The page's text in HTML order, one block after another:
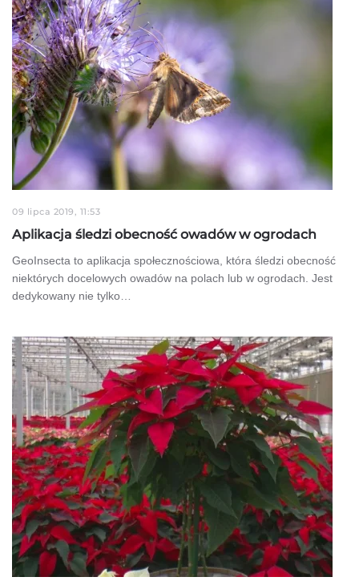
09 lipca 2019, 11:53
Aplikacja śledzi obecność owadów w ogrodach
GeoInsecta to aplikacja społecznościowa, która śledzi obecność
niektórych docelowych owadów na polach lub w ogrodach. Jest
dedykowany nie tylko…